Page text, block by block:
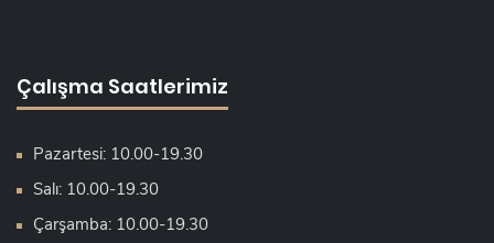
Çalışma Saatlerimiz
Pazartesi: 10.00-19.30
Salı: 10.00-19.30
Çarşamba: 10.00-19.30